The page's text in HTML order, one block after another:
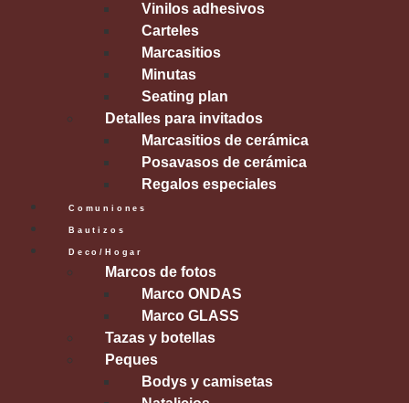
Vinilos adhesivos
Carteles
Marcasitios
Minutas
Seating plan
Detalles para invitados
Marcasitios de cerámica
Posavasos de cerámica
Regalos especiales
Comuniones
Bautizos
Deco/Hogar
Marcos de fotos
Marco ONDAS
Marco GLASS
Tazas y botellas
Peques
Bodys y camisetas